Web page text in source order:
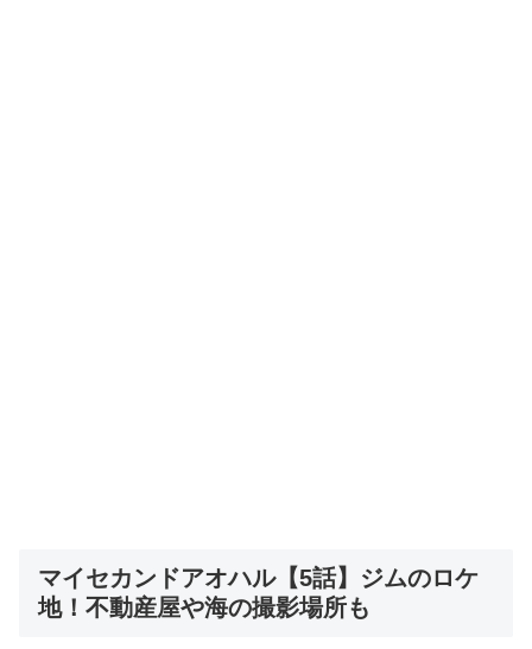
マイセカンドアオハル【5話】ジムのロケ
地！不動産屋や海の撮影場所も